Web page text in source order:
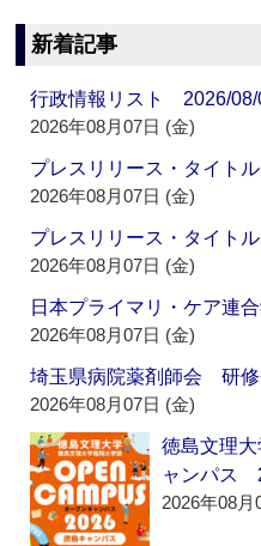
新着記事
行政情報リスト 2026/08/
2026年08月07日 (金)
プレスリリース・タイト
2026年08月07日 (金)
プレスリリース・タイト
2026年08月07日 (金)
日本プライマリ・ケア
2026年08月07日 (金)
埼玉県病院薬剤師会 研
2026年08月07日 (金)
徳島文理
ャンパス
2026年08月